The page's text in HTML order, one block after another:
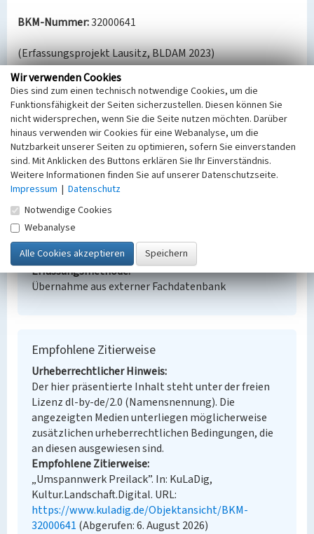
BKM-Nummer:32000641
(Erfassungsprojekt Lausitz, BLDAM 2023)
Umspannwerk Preilack
Schlagwörter
Umspannwerk
Ort
Preilack
Alternativer Ortsname
Psiluk
Fachsicht(en)
Denkmalpflege
Erfassungsmaßstab
Keine Angabe
Erfassungsmethode
Übernahme aus externer Fachdatenbank
Empfohlene Zitierweise
Urheberrechtlicher Hinweis
Der hier präsentierte Inhalt steht unter der freien
Lizenz dl-by-de/2.0 (Namensnennung). Die
angezeigten Medien unterliegen möglicherweise
zusätzlichen urheberrechtlichen Bedingungen, die
an diesen ausgewiesen sind.
Empfohlene Zitierweise
„Umspannwerk Preilack”. In: KuLaDig,
Kultur.Landschaft.Digital. URL:
https://www.kuladig.de/Objektansicht/BKM-
32000641 (Abgerufen: 6. August 2026)
Wir verwenden Cookies
Dies sind zum einen technisch notwendige Cookies, um die
Funktionsfähigkeit der Seiten sicherzustellen. Diesen können Sie
nicht widersprechen, wenn Sie die Seite nutzen möchten. Darüber
hinaus verwenden wir Cookies für eine Webanalyse, um die
Nutzbarkeit unserer Seiten zu optimieren, sofern Sie einverstanden
sind. Mit Anklicken des Buttons erklären Sie Ihr Einverständnis.
Weitere Informationen finden Sie auf unserer Datenschutzseite.
Impressum | Datenschutz
Notwendige Cookies
Webanalyse